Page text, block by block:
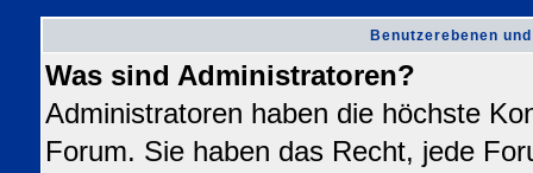
Benutzerebenen
Was sind Administratoren?
Administratoren haben die höchste
Forum. Sie haben das Recht, jede